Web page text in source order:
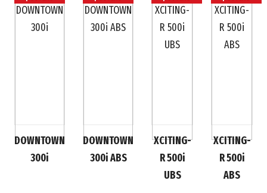
DOWNTOWN
300i
DOWNTOWN
300i ABS
XCITING-
R 500i
UBS
XCITING-
R 500i
ABS